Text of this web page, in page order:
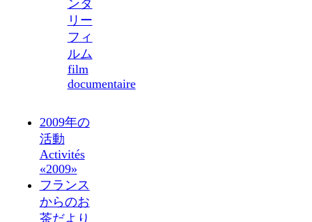
ンタ
リー
フィ
ルム
film
documentaire
2009年の
活動
Activités
«2009»
フランス
からのお
茶だより